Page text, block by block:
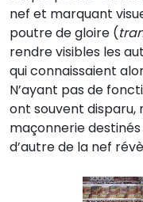
nef et marquant
poutre de gloire (
rendre visibles les
qui connaissaient
N’ayant pas de
ont souvent disparu,
maçonnerie
d’autre de la nef